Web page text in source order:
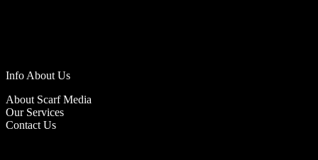
Info About Us
About Scarf Media
Our Services
Contact Us